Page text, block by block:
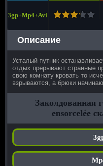
3gp+Mp4+Avi
Описание
Усталый путник
отдых прерывают странные
свою комнату кровать то
взрываются, а брюки
Заколдованная
ensorcelée